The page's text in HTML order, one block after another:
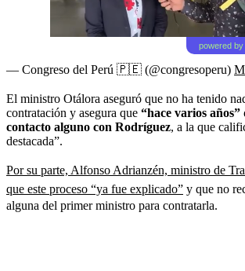
powered by
— Congreso del Perú 🇵🇪 (@congresoperu)
El ministro Otálora aseguró que no ha tenido
contratación y asegura que “hace varios años”
contacto alguno con Rodríguez, a la que
destacada”.
Por su parte, Alfonso Adrianzén, ministro de
que este proceso “ya fue explicado” y que no
alguna del primer ministro para contratarla.